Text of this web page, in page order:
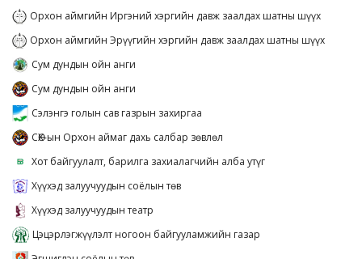
Орхон аймгийн Иргэний хэргийн давж заалдах шатны шүүх
Орхон аймгийн Эрүүгийн хэргийн давж заалдах шатны шүүх
Сум дундын ойн анги
Сум дундын ойн анги
Сэлэнгэ голын сав газрын захиргаа
СӨХ-ын Орхон аймаг дахь салбар зөвлөл
Хот байгуулалт, барилга захиалагчийн алба утүг
Хүүхэд залуучуудын соёлын төв
Хүүхэд залуучуудын театр
Цэцэрлэгжүүлэлт ногоон байгууламжийн газар